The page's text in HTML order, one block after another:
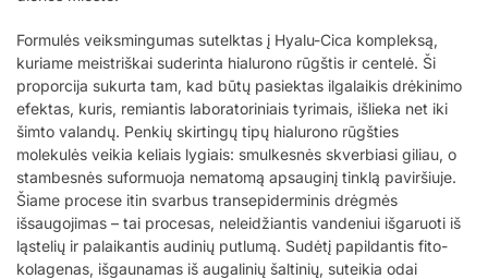
Formulės veiksmingumas sutelktas į Hyalu-Cica kompleksą,
kuriame meistriškai suderinta hialurono rūgštis ir centelė. Ši
proporcija sukurta tam, kad būtų pasiektas ilgalaikis drėkinimo
efektas, kuris, remiantis laboratoriniais tyrimais, išlieka net iki
šimto valandų. Penkių skirtingų tipų hialurono rūgšties
molekulės veikia keliais lygiais: smulkesnės skverbiasi giliau, o
stambesnės suformuoja nematomą apsauginį tinklą paviršiuje.
Šiame procese itin svarbus transepiderminis drėgmės
išsaugojimas – tai procesas, neleidžiantis vandeniui išgaruoti iš
ląstelių ir palaikantis audinių putlumą. Sudėtį papildantis fito-
kolagenas, išgaunamas iš augalinių šaltinių, suteikia odai